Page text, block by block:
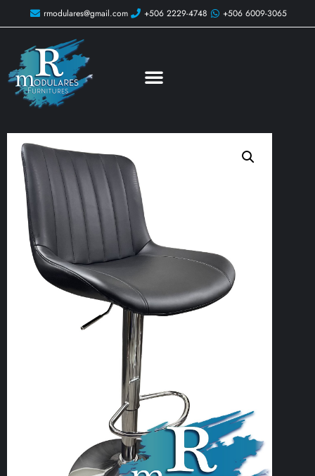
rmodulares@gmail.com +506 2229-4748 +506 6009-3065